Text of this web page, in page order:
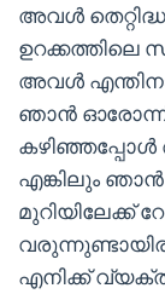
അവള്‍
ഉറക്കത്തിലെ
അവള്‍
ഞാന്‍ ഓരോന്ന്
കഴിഞ്ഞപ്പോള്‍
എങ്കിലും ഞാന്‍
മുറിയിലേക്ക്
എനിക്ക്